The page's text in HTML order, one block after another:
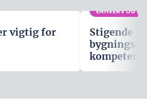
vigtig for
ERHVERV OG
Stigende